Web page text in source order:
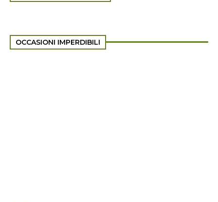
OCCASIONI IMPERDIBILI